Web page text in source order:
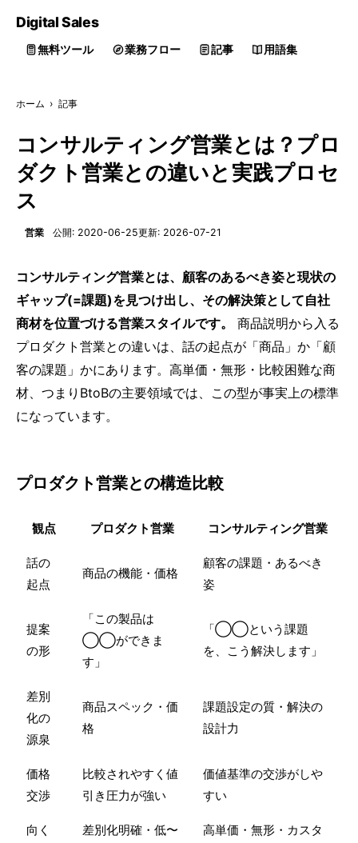
DigitalSales
無料ツール 業務フロー 記事 用語集
ホーム › 記事
コンサルティング営業とは？プロ
ダクト営業との違いと実践プロセ
ス
営業 公開: 2020-06-25更新: 2026-07-21
コンサルティング営業とは、顧客のあるべき姿と現状の
ギャップ(=課題)を見つけ出し、その解決策として自社
商材を位置づける営業スタイルです。
商品説明から入る
プロダクト営業との違いは、話の起点が「商品」か「顧
客の課題」かにあります。高単価・無形・比較困難な商
材、つまりBtoBの主要領域では、この型が事実上の標準
になっています。
プロダクト営業との構造比較
観点 プロダクト営業 コンサルティング営業
話の
起点
商品の機能・価格
顧客の課題・あるべき
姿
提案
の形
「この製品は
◯◯ができま
す」
「◯◯という課題
を、こう解決します」
差別
化の
源泉
商品スペック・価
格
課題設定の質・解決の
設計力
価格
交渉
比較されやすく値
引き圧力が強い
価値基準の交渉がしや
すい
向く
差別化明確・低〜
高単価・無形・カスタ